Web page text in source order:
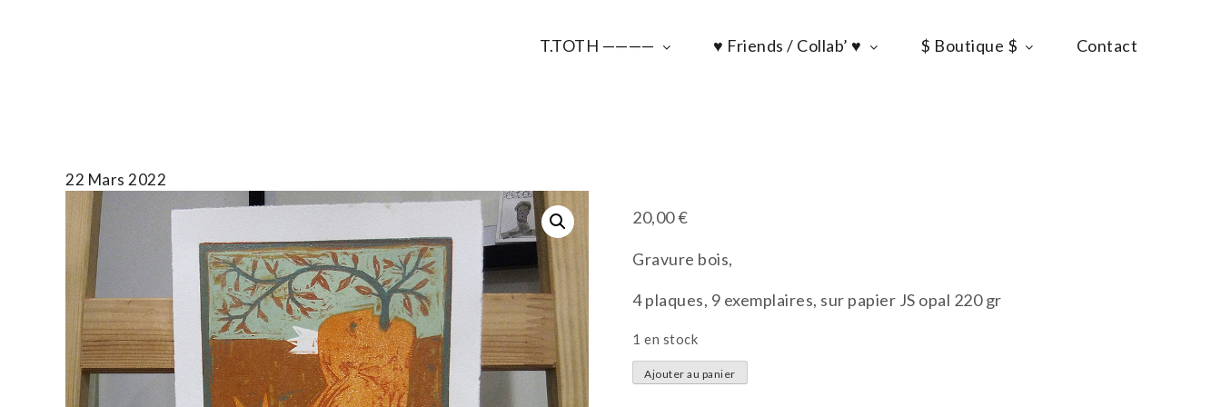
T.TOTH ———— ♥ Friends / Collab’ ♥ $ Boutique $ Contact
22 Mars 2022
20,00€
Gravure bois,
4 plaques, 9 exemplaires, sur papier JS opal 220 gr
1 en stock
quantité
Ajouter au panier